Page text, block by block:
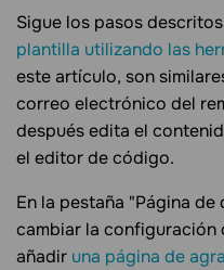
Sigue los pasos
plantilla utilizando las
este artículo, son
correo electrónico del
después edita el
el editor de código.
En la pestaña "Página
cambiar la configuración
añadir una página de